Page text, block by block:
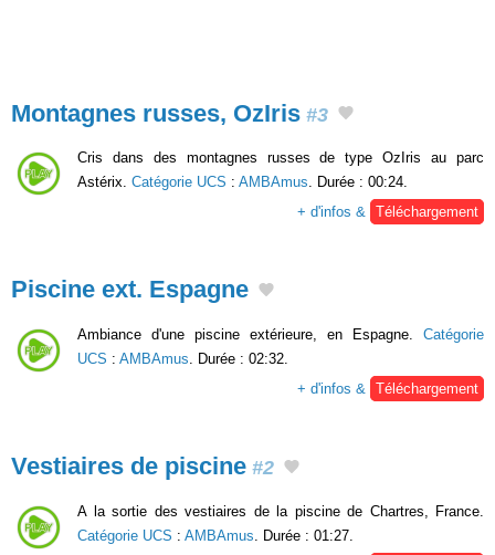
Montagnes russes, OzIris #3
Cris dans des montagnes russes de type OzIris au parc
Astérix. Catégorie UCS : AMBAmus. Durée : 00:24.
+ d'infos & Téléchargement
Piscine ext. Espagne
Ambiance d'une piscine extérieure, en Espagne. Catégorie
UCS : AMBAmus . Durée : 02:32.
+ d'infos &
Téléchargement
Vestiaires de piscine #2
A la sortie des vestiaires de la piscine de Chartres, France.
Catégorie UCS : AMBAmus . Durée : 01:27.